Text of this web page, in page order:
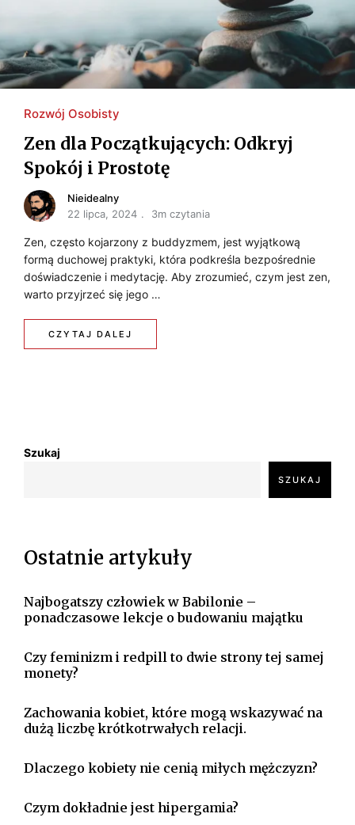
Rozwój Osobisty
Zen dla Początkujących: Odkryj
Spokój i Prostotę
Nieidealny
22 lipca, 2024
3m czytania
Zen, często kojarzony z buddyzmem, jest wyjątkową
formą duchowej praktyki, która podkreśla bezpośrednie
doświadczenie i medytację. Aby zrozumieć, czym jest zen,
warto przyjrzeć się jego …
CZYTAJ DALEJ
Szukaj
SZUKAJ
Ostatnie artykuły
Najbogatszy człowiek w Babilonie –
ponadczasowe lekcje o budowaniu majątku
Czy feminizm i redpill to dwie strony tej samej
monety?
Zachowania kobiet, które mogą wskazywać na
dużą liczbę krótkotrwałych relacji.
Dlaczego kobiety nie cenią miłych mężczyzn?
Czym dokładnie jest hipergamia?